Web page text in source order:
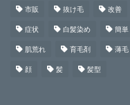
市販 抜け毛 改善
症状 白髪染め 簡単
肌荒れ 育毛剤 薄毛
顔 髪 髪型